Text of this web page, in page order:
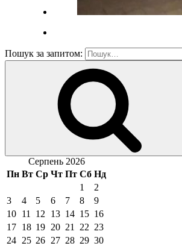
Пошук за запитом:
Серпень 2026
Пн Вт Ср Чт Пт Сб Нд
1
2
3
4 5 6 7 8
9
10 11 12 13 14 15 16
17 18 19 20 21 22 23
24 25 26 27 28 29 30